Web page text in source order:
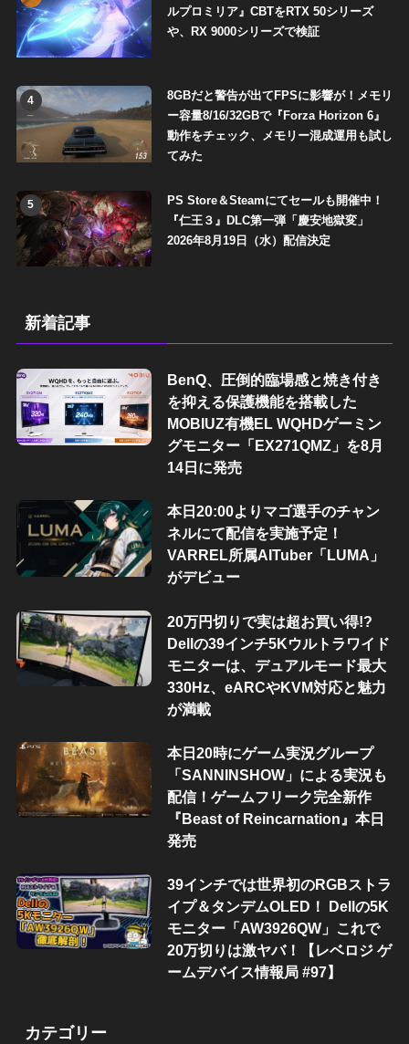
ルプロミリア』CBTをRTX 50シリーズ
や、RX 9000シリーズで検証
4
8GBだと警告が出てFPSに影響が！メモリ
ー容量8/16/32GBで『Forza Horizon 6』
動作をチェック、メモリー混成運用も試し
てみた
5
PS Store＆Steamにてセールも開催中！
『仁王３』DLC第一弾「慶安地獄変」
2026年8月19日（水）配信決定
新着記事
BenQ、圧倒的臨場感と焼き付き
を抑える保護機能を搭載した
MOBIUZ有機EL WQHDゲーミン
グモニター「EX271QMZ」を8月
14日に発売
本日20:00よりマゴ選手のチャン
ネルにて配信を実施予定！
VARREL所属AITuber「LUMA」
がデビュー
20万円切りで実は超お買い得!?
Dellの39インチ5Kウルトラワイド
モニターは、デュアルモード最大
330Hz、eARCやKVM対応と魅力
が満載
本日20時にゲーム実況グループ
「SANNINSHOW」による実況も
配信！ゲームフリーク完全新作
『Beast of Reincarnation』本日
発売
39インチでは世界初のRGBストラ
イプ＆タンデムOLED！ Dellの5K
モニター「AW3926QW」これで
20万切りは激ヤバ！【レベロジ ゲ
ームデバイス情報局 #97】
カテゴリー